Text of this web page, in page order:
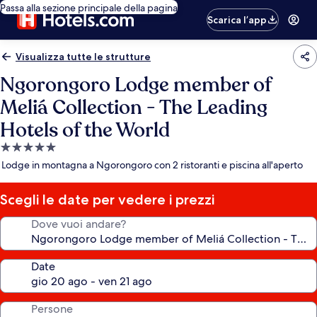
Passa alla sezione principale della pagina
Scarica l’app
Visualizza tutte le strutture
Ngorongoro Lodge member of
Meliá Collection - The Leading
Hotels of the World
Struttura
a
stelle
Lodge in montagna a Ngorongoro con 2 ristoranti e piscina all'aperto
Scegli le date per vedere i prezzi
Dove vuoi andare?
Date
Persone